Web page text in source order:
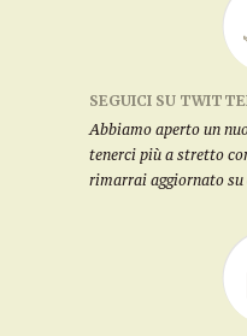
SEGUICI SU
Abbiamo aperto un
tenerci più a stretto
rimarrai aggiornato